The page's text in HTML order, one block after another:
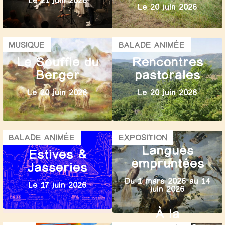
Le 20 juin 2026
Le Souffle du
Berger
Le 20 juin 2026
MUSIQUE
Rencontres
pastorales
Le 20 juin 2026
BALADE ANIMÉE
Estives &
Jasseries
Le 17 juin 2026
BALADE ANIMÉE
Langues
empruntées
Du 1 mars 2026 au 14
juin 2026
EXPOSITION
À la